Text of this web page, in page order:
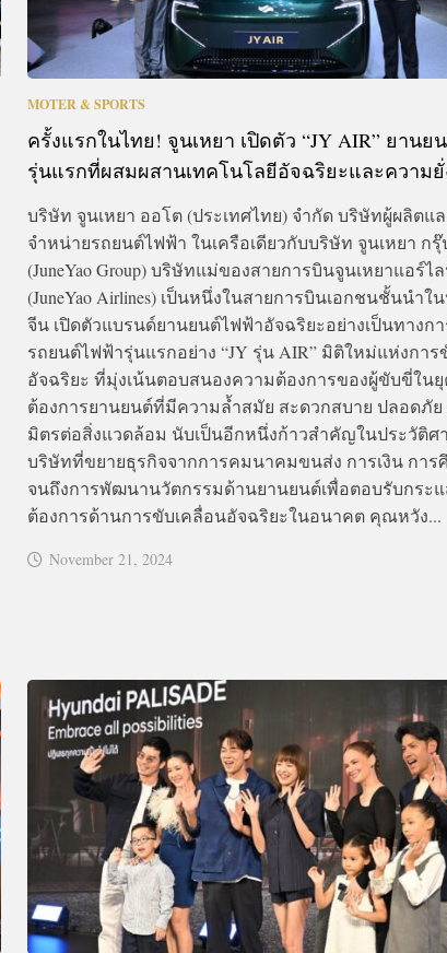
MOTER & SPORTS
ครั้งแรกในไทย! จูนเหยา เปิดตัว “JY AIR” ยานย
รุ่นแรกที่ผสมผสานเทคโนโลยีอัจฉริยะและความ
บริษัท จูนเหยา ออโต (ประเทศไทย) จำกัด บริษัทผู้ผลิตแ
จำหน่ายรถยนต์ไฟฟ้า ในเครือเดียวกับบริษัท จูนเหยา กรุ๊
(JuneYao Group) บริษัทแม่ของสายการบินจูนเหยาแอร์ไ
(JuneYao Airlines) เป็นหนึ่งในสายการบินเอกชนชั้นนำใ
จีน เปิดตัวแบรนด์ยานยนต์ไฟฟ้าอัจฉริยะอย่างเป็นทางกา
รถยนต์ไฟฟ้ารุ่นแรกอย่าง “JY รุ่น AIR” มิติใหม่แห่งการ
อัจฉริยะ ที่มุ่งเน้นตอบสนองความต้องการของผู้ขับขี่ใน
ต้องการยานยนต์ที่มีความล้ำสมัย สะดวกสบาย ปลอดภัย
มิตรต่อสิ่งแวดล้อม นับเป็นอีกหนึ่งก้าวสำคัญในประวัติศ
บริษัทที่ขยายธุรกิจจากการคมนาคมขนส่ง การเงิน การ
จนถึงการพัฒนานวัตกรรมด้านยานยนต์เพื่อตอบรับกระ
ต้องการด้านการขับเคลื่อนอัจฉริยะในอนาคต คุณหวัง...
November 21, 2024